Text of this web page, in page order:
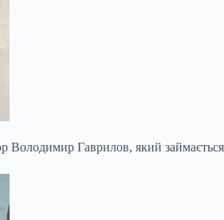
Гаврилов, який